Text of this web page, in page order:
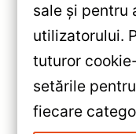
«
pentru
2012 —
Testare
sale și pentru
utilizatorului.
tuturor
setările
fiecare